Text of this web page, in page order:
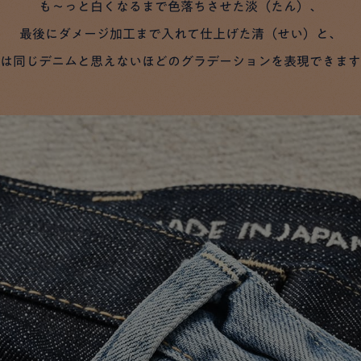
も～っと白くなるまで色落ちさせた淡（たん）、
最後にダメージ加工まで入れて仕上げた清（せい）と、
同じデニムと思えないほどのグラデーションを表現できま